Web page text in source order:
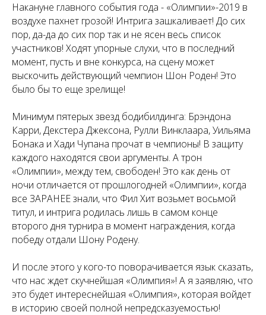
Накануне главного события года - «Олимпии»-2019 в
воздухе пахнет грозой! Интрига зашкаливает! До сих
пор, да-да до сих пор так и не ясен весь список
участников! Ходят упорные слухи, что в последний
момент, пусть и вне конкурса, на сцену может
выскочить действующий чемпион Шон Роден! Это
было бы то еще зрелище!
Минимум пятерых звезд бодибилдинга: Брэндона
Карри, Декстера Джексона, Рулли Винклаара, Уильяма
Бонака и Хади Чупана прочат в чемпионы! В защиту
каждого находятся свои аргументы. А трон
«Олимпии», между тем, свободен! Это как день от
ночи отличается от прошлогодней «Олимпии», когда
все ЗАРАНЕЕ знали, что Фил Хит возьмет восьмой
титул, и интрига родилась лишь в самом конце
второго дня турнира в момент награждения, когда
победу отдали Шону Родену.
И после этого у кого-то поворачивается язык сказать,
что нас ждет скучнейшая «Олимпия»! А я заявляю, что
это будет интереснейшая «Олимпия», которая войдет
в историю своей полной непредсказуемостью!